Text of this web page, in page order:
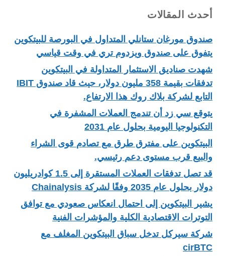
أحدث المقالات
صندوق مورغان ستانلي المتداول في البورصة للبيتكوين
يتفوق على صندوق ويزدوم تري في وقت قياسي
شهدت صناديق الاستثمار المتداولة في البيتكوين
تدفقات بقيمة 358 مليون دولار، حيث قاد صندوق IBIT
التابع لشركة بلاك روك هذا الارتفاع.
يتوقع سي زد أن تندمج العملات المشفرة في
التكنولوجيا اليومية بحلول عام 2031
البيتكوين على مفترق طرق مع تصادم قوى الشراء
والبيع قرب مستوى دعم رئيسي.
قد تصل تدفقات العملات المستقرة إلى 1.5 كوادريليون
دولار بحلول عام 2035 وفقًا لشركة Chainalysis
يشير البيتكوين إلى احتمال انعكاس صعودي مع توافق
التوترات الاقتصادية الكلية والمؤشرات الفنية
شركة سيركل تدخل سباق البيتكوين المغلف مع
cirBTC